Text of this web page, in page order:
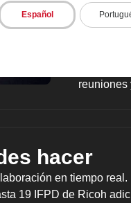
Español
Teams™
reuniones
hacer
en tiempo real.
19 IFPD de Ricoh